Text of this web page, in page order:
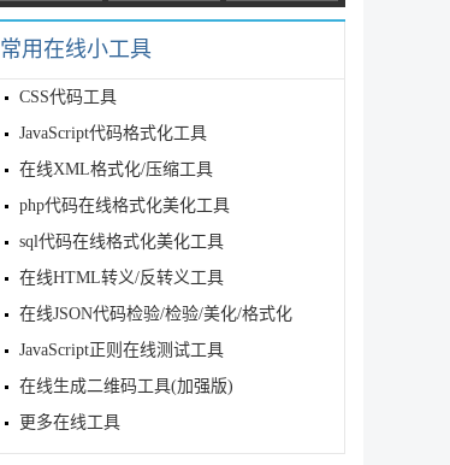
常用在线小工具
CSS代码工具
JavaScript代码格式化工具
在线XML格式化/压缩工具
php代码在线格式化美化工具
sql代码在线格式化美化工具
在线HTML转义/反转义工具
在线JSON代码检验/检验/美化/格式化
JavaScript正则在线测试工具
在线生成二维码工具(加强版)
更多在线工具